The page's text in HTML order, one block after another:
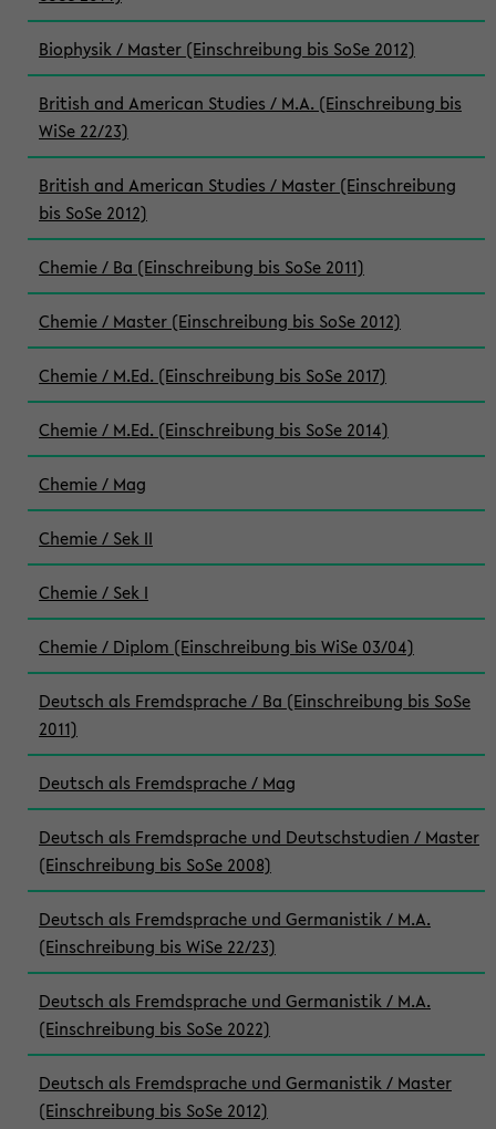
Biophysik / Master (Einschreibung bis SoSe 2012)
British and American Studies / M.A. (Einschreibung bis
WiSe 22/23)
British and American Studies / Master (Einschreibung
bis SoSe 2012)
Chemie / Ba (Einschreibung bis SoSe 2011)
Chemie / Master (Einschreibung bis SoSe 2012)
Chemie / M.Ed. (Einschreibung bis SoSe 2017)
Chemie / M.Ed. (Einschreibung bis SoSe 2014)
Chemie / Mag
Chemie / Sek II
Chemie / Sek I
Chemie / Diplom (Einschreibung bis WiSe 03/04)
Deutsch als Fremdsprache / Ba (Einschreibung bis SoSe
2011)
Deutsch als Fremdsprache / Mag
Deutsch als Fremdsprache und Deutschstudien / Master
(Einschreibung bis SoSe 2008)
Deutsch als Fremdsprache und Germanistik / M.A.
(Einschreibung bis WiSe 22/23)
Deutsch als Fremdsprache und Germanistik / M.A.
(Einschreibung bis SoSe 2022)
Deutsch als Fremdsprache und Germanistik / Master
(Einschreibung bis SoSe 2012)